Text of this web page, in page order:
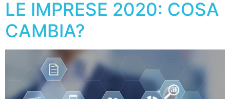
LE IMPRESE 2020: COSA
CAMBIA?